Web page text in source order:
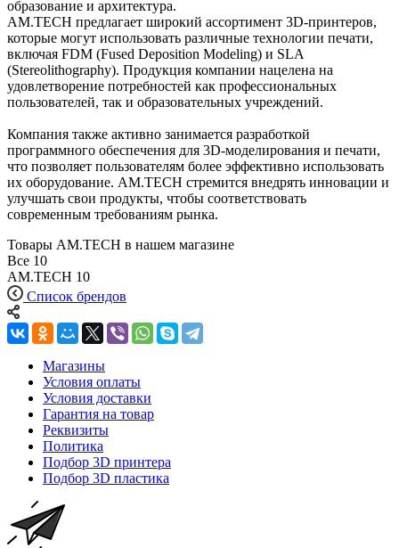
образование и архитектура.
AM.TECH предлагает широкий ассортимент 3D-принтеров,
которые могут использовать различные технологии печати,
включая FDM (Fused Deposition Modeling) и SLA
(Stereolithography). Продукция компании нацелена на
удовлетворение потребностей как профессиональных
пользователей, так и образовательных учреждений.
Компания также активно занимается разработкой
программного обеспечения для 3D-моделирования и печати,
что позволяет пользователям более эффективно использовать
их оборудование. AM.TECH стремится внедрять инновации и
улучшать свои продукты, чтобы соответствовать
современным требованиям рынка.
Товары AM.TECH в нашем магазине
Все 10
AM.TECH 10
Список брендов
Магазины
Условия оплаты
Условия доставки
Гарантия на товар
Реквизиты
Политика
Подбор 3D принтера
Подбор 3D пластика